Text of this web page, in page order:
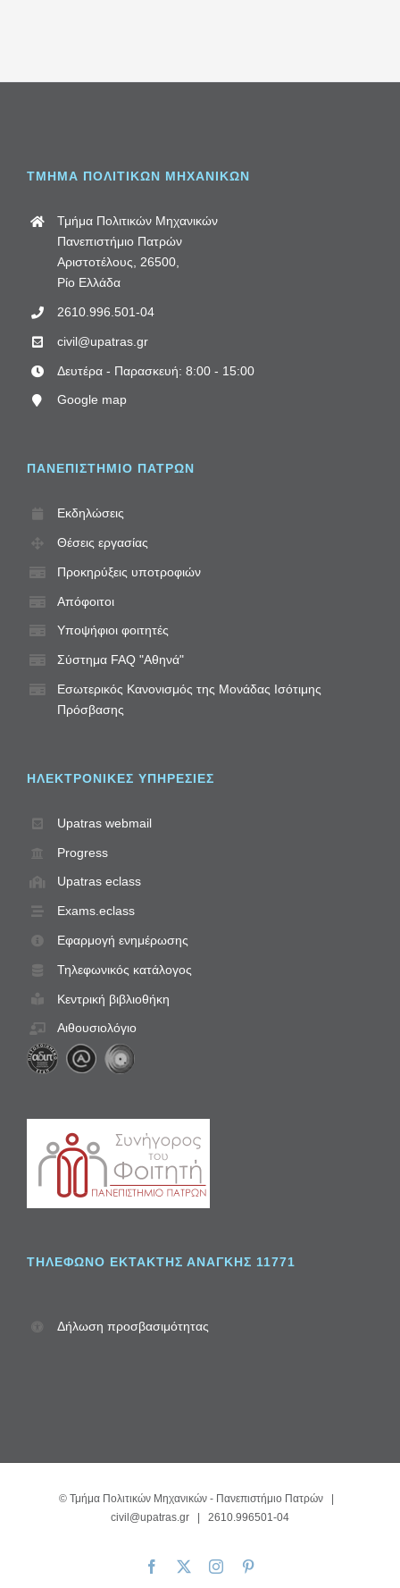
ΤΜΗΜΑ ΠΟΛΙΤΙΚΩΝ ΜΗΧΑΝΙΚΩΝ
Τμήμα Πολιτικών Μηχανικών
Πανεπιστήμιο Πατρών
Αριστοτέλους, 26500,
Ρίο Ελλάδα
2610.996.501-04
civil@upatras.gr
Δευτέρα - Παρασκευή: 8:00 - 15:00
Google map
ΠΑΝΕΠΙΣΤΗΜΙΟ ΠΑΤΡΩΝ
Εκδηλώσεις
Θέσεις εργασίας
Προκηρύξεις υποτροφιών
Απόφοιτοι
Υποψήφιοι φοιτητές
Σύστημα FAQ "Αθηνά"
Εσωτερικός Κανονισμός της Μονάδας Ισότιμης
Πρόσβασης
ΗΛΕΚΤΡΟΝΙΚΈΣ ΥΠΗΡΕΣΊΕΣ
Upatras webmail
Progress
Upatras eclass
Exams.eclass
Εφαρμογή ενημέρωσης
Τηλεφωνικός κατάλογος
Κεντρική βιβλιοθήκη
Αιθουσιολόγιο
ΤΗΛΈΦΩΝΟ ΈΚΤΑΚΤΗΣ ΑΝΆΓΚΗΣ 11771
Δήλωση προσβασιμότητας
© Τμήμα Πολιτικών Μηχανικών - Πανεπιστήμιο Πατρών|
civil@upatras.gr | 2610.996501-04
Facebook Instagram